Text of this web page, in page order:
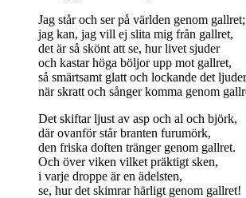
Jag står och ser på världen genom gallret;
jag kan, jag vill ej slita mig från gallret,
det är så skönt att se, hur livet sjuder
och kastar höga böljor upp mot gallret,
så smärtsamt glatt och lockande det
när skratt och sånger komma genom
Det skiftar ljust av asp och al och björk,
där ovanför står branten furumörk,
den friska doften tränger genom gallret.
Och över viken vilket präktigt sken,
i varje droppe är en ädelsten,
se, hur det skimrar härligt genom gallret!